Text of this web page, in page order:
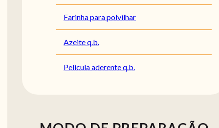
Farinha para polvilhar
Azeite q.b.
Película aderente q.b.